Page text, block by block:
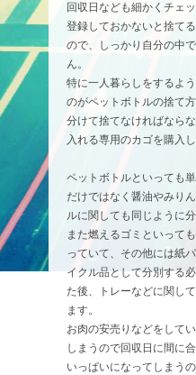
回収日なども細かくチェ
登録しておかないと捨て
ので、しっかり自分の中
ん。
特に一人暮らしをするよ
のがペットボトルの捨て
分けて捨てなければなら
入れる専用のカゴを購入し
ペットボトルといっても
だけではなく醤油やみり
ルに関しても同じように
また燃えるゴミといって
っていて、その他には紙
イクル品として分別する
た後、トレーなどに関し
ます。
お肉の安売りなどをして
しまうので回収日に間に
いっぱいになってしまう